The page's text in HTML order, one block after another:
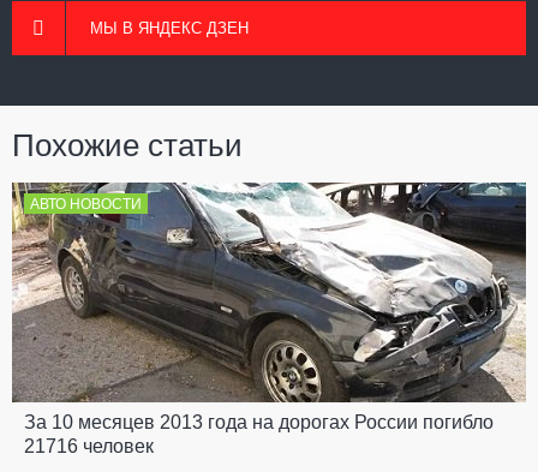
МЫ В ЯНДЕКС ДЗЕН
Похожие статьи
АВТО НОВОСТИ
За 10 месяцев 2013 года на дорогах России погибло
21716 человек